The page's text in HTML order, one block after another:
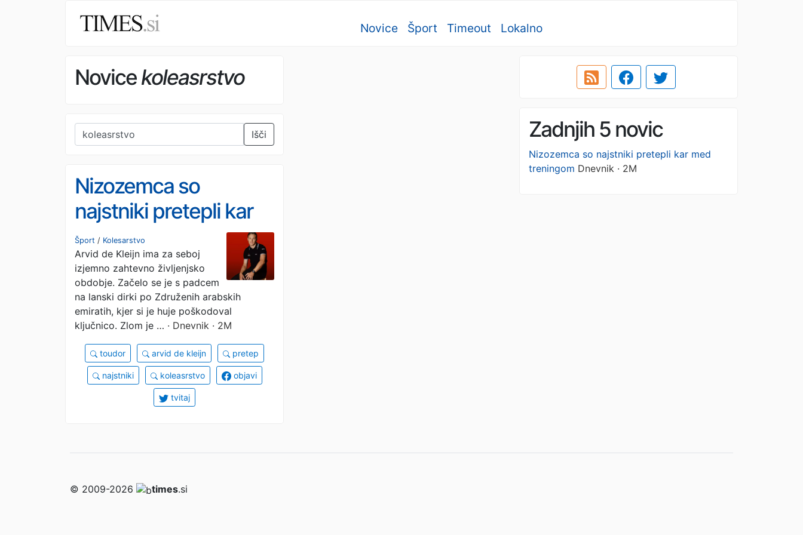
Novice Šport Timeout Lokalno
Novicekoleasrstvo
Išči Zadnjih 5 novic
Nizozemca so najstniki pretepli kar med
treningom Dnevnik · 2M
Nizozemca so
najstniki pretepli kar
med treningom
Šport / Kolesarstvo
Arvid de Kleijn ima za seboj
izjemno zahtevno življenjsko
obdobje. Začelo se je s padcem
na lanski dirki po Združenih arabskih
emiratih, kjer si je huje poškodoval
ključnico. Zlom je … · Dnevnik · 2M
toudor arvid de kleijn pretep
najstniki koleasrstvo objavi
tvitaj
© 2009-2026 times.si